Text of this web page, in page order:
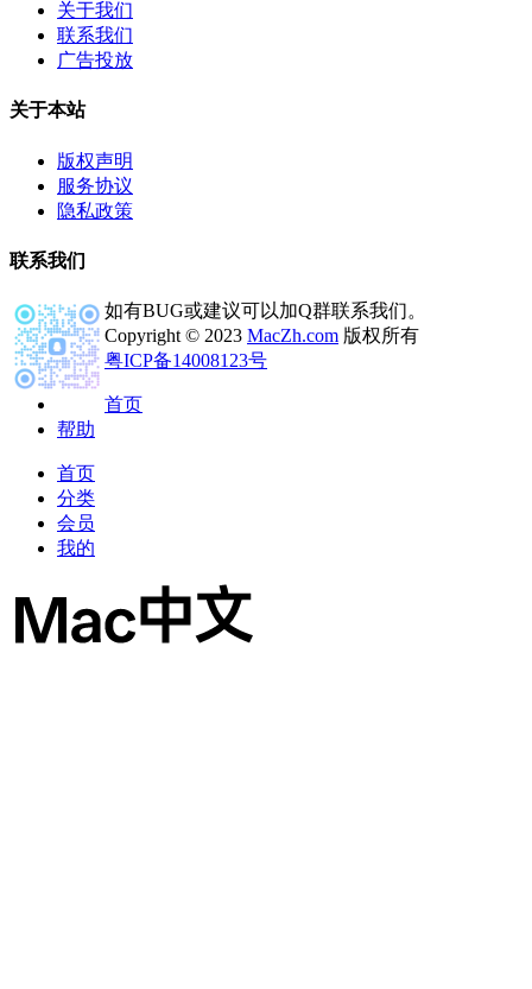
关于我们
联系我们
广告投放
关于本站
版权声明
服务协议
隐私政策
联系我们
如有BUG或建议可以加Q群联系我们。
Copyright © 2023 MacZh.com 版权所有
粤ICP备14008123号
首页
帮助
首页
分类
会员
我的